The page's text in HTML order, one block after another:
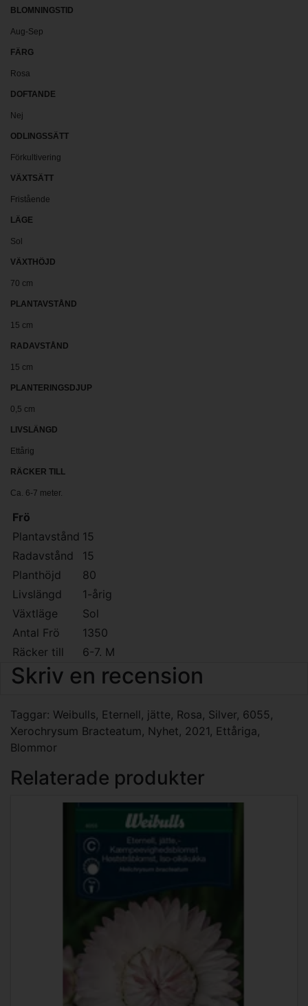
BLOMNINGSTID
Aug-Sep
FÄRG
Rosa
DOFTANDE
Nej
ODLINGSSÄTT
Förkultivering
VÄXTSÄTT
Fristående
LÄGE
Sol
VÄXTHÖJD
70 cm
PLANTAVSTÅND
15 cm
RADAVSTÅND
15 cm
PLANTERINGSDJUP
0,5 cm
LIVSLÄNGD
Ettårig
RÄCKER TILL
Ca. 6-7 meter.
Frö
Plantavstånd 15
Radavstånd
15
Planthöjd
80
Livslängd
1-årig
Växtläge
Sol
Antal Frö
1350
Räcker till
6-7. M
Skriv en recension
Taggar: Weibulls, Eternell, jätte, Rosa, Silver, 6055,
Xerochrysum Bracteatum, Nyhet, 2021, Ettåriga,
Blommor
Relaterade produkter